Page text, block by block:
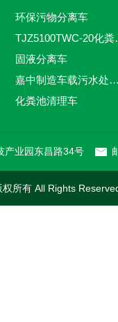
环保污物分离车
固液分离车
嘉中制造车载污水处理设备-环
化粪池清理车
产业园东昌路34号
所有 All Rights